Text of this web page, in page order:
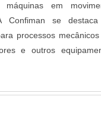
em
Confiman se
processos
e outros